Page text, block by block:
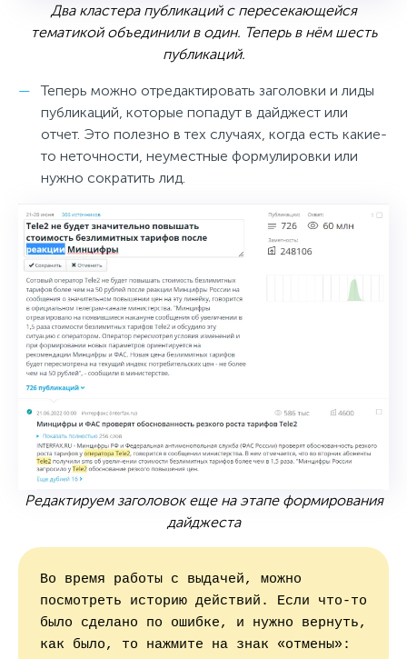
Два кластера публикаций с пересекающейся
тематикой объединили в один. Теперь в нём шесть
публикаций.
Теперь можно отредактировать заголовки и лиды
публикаций, которые попадут в дайджест или
отчет. Это полезно в тех случаях, когда есть какие-
то неточности, неуместные формулировки или
нужно сократить лид.
Редактируем заголовок еще на этапе формирования
дайджеста
Во время работы с выдачей, можно
посмотреть историю действий. Если что-то
было сделано по ошибке, и нужно вернуть,
как было, то нажмите на знак «отмены»: